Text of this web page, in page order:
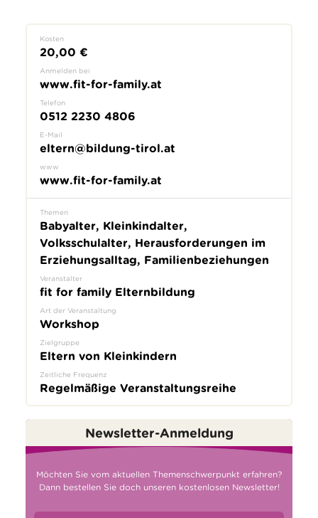
Kosten
20,00 €
Anmelden bei
www.fit-for-family.at
Telefon
0512 2230 4806
E-Mail
eltern@bildung-tirol.at
www
www.fit-for-family.at
Themen
Babyalter, Kleinkindalter,
Volksschulalter, Herausforderungen im
Erziehungsalltag, Familienbeziehungen
Veranstalter
fit for family Elternbildung
Art der Veranstaltung
Workshop
Zielgruppe
Eltern von Kleinkindern
Zeitliche Frequenz
Regelmäßige Veranstaltungsreihe
Newsletter-Anmeldung
Möchten Sie vom aktuellen Themenschwerpunkt erfahren?
Dann bestellen Sie doch unseren kostenlosen Newsletter!